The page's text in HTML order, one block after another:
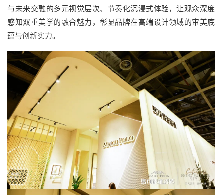
与未来交融的多元视觉层次、节奏化沉浸式体验，让观众深度
感知双重美学的融合魅力，彰显品牌在高端设计领域的审美底
蕴与创新实力。